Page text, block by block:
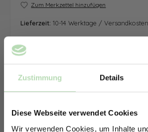
Zustimmung Details
Diese Webseite verwendet Cookies
Wir verwenden Cookies, um Inhalte
Zum Merkzettel hinzufügen
Lieferzeit: 10-14 Werktage /